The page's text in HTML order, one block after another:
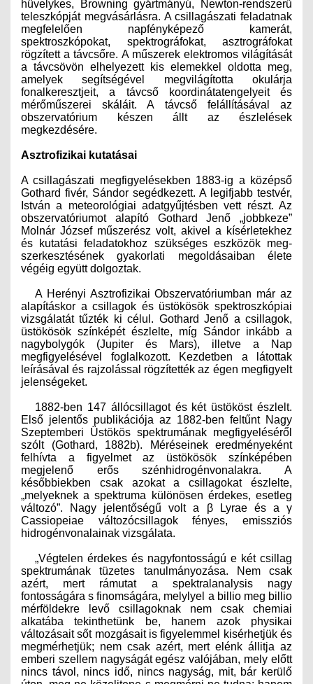
hüvelykes, Browning gyártmányú, Newton-rendszerű
teleszkópját megvásárlásra. A csillagászati feladatnak
megfelelően napfényképező kamerát,
spektroszkópokat, spektrográfokat, asztrográfokat
rögzített a távcsőre. A műszerek elektromos világítását
a távcsövön elhelyezett kis elemekkel oldotta meg,
amelyek segítségével megvilágította okulárja
fonalkeresztjeit, a távcső koordinátatengelyeit és
mérőműszerei skáláit. A távcső felállításával az
obszervatórium készen állt az észlelések
megkezdésére.
Asztrofizikai kutatásai
A csillagászati megfigyelésekben 1883-ig a középső
Gothard fivér, Sándor segédkezett. A legifjabb testvér,
István a meteorológiai adat­gyűjtésben vett részt. Az
obszervatóriumot alapító Gothard Jenő „jobbkeze”
Molnár József műszerész volt, akivel a kísérletekhez
és kutatási feladatokhoz szükséges eszközök meg­
szerkesztésének gyakorlati megoldásaiban élete
végéig együtt dolgoztak.
A Herényi Asztrofizikai Obszervatóriumban már az
alapításkor a csillagok és üstökösök spektroszkópiai
vizsgálatát tűzték ki célul. Gothard Jenő a csillagok,
üstökösök színképét észlelte, míg Sándor inkább a
nagybolygók (Jupiter és Mars), illetve a Nap
megfigyelésével foglalkozott. Kezdetben a látottak
leírásával és rajzolással rögzítették az égen megfigyelt
jelenségeket.
1882-ben 147 állócsillagot és két üstököst észlelt.
Első jelentős publikációja az 1882-ben feltűnt Nagy
Szeptemberi Üstökös spektrumának megfigyeléséről
szólt (Gothard, 1882b). Méréseinek eredményeként
felhívta a figyelmet az üstökösök színképében
megjelenő erős szénhidrogénvonalakra. A
későbbiekben csak azokat a csillagokat észlelte,
„melyeknek a spektruma különösen érdekes, esetleg
változó”. Nagy jelentőségű volt a β Lyrae és a γ
Cassiopeiae változócsillagok fényes, emissziós
hidrogénvonalainak vizsgálata.
„Végtelen érdekes és nagyfontosságú e két csillag
spektrumának tüzetes tanulmányozása. Nem csak
azért, mert rámutat a spektralanalysis nagy
fontosságára s finomságára, melylyel a billio meg billio
mérföldekre levő csillagoknak nem csak chemiai
alkatába tekinthetünk be, ha­nem azok physikai
változásait sőt moz­gásait is figyelemmel kisérhetjük és
megmérhetjük; nem csak azért, mert elénk állitja az
emberi szellem nagyságát egész valójában, mely előtt
nincs távol, nincs idő, nincs nagyság, mit, bár kerülő